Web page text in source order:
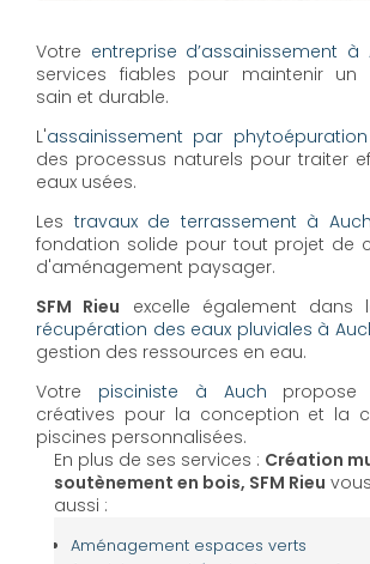
Votre entreprise d’assainissement à
services fiables pour maintenir un
sain et durable.
L'assainissement par
des processus naturels pour traiter
eaux usées.
Les travaux de terrassement à Auch
fondation solide pour tout projet de
d'aménagement paysager.
SFM Rieu excelle également dans
récupération des eaux pluviales à
gestion des ressources en eau.
Votre pisciniste à Auch propose
créatives pour la conception et la
piscines personnalisées.
En plus de ses services : Création
soutènement en bois, SFM Rieu
aussi :
Aménagement espaces verts